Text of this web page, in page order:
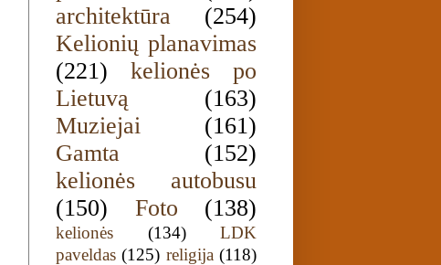
architektūra
(254)
Kelionių planavimas
(221)
kelionės po
Lietuvą
(163)
Muziejai
(161)
Gamta
(152)
kelionės autobusu
(150)
Foto (138)
kelionės (134)
LDK
paveldas (125) religija (118)